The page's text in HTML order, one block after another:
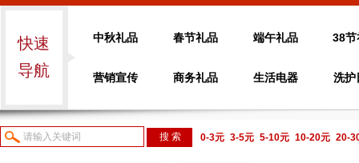
快速
导航
中秋礼品 春节礼品 端午礼品 38节
营销宣传 商务礼品 生活电器 洗护
0-3元 3-5元 5-10元 10-20元 20-